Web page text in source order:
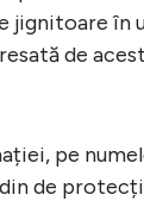
jignitoare în
de
pe
de